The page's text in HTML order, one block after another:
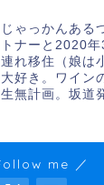
ゃっかんある
ナーと2020年
れ移住（娘は
好き。ワイン
生無計画。坂道
me ／